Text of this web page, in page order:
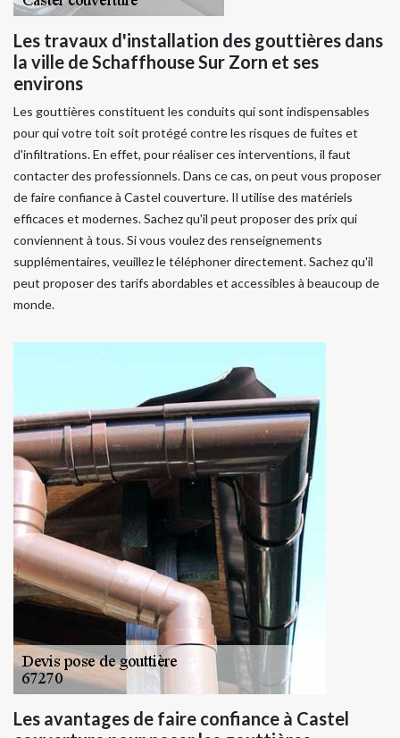
Les travaux d'installation des gouttières dans
la ville de Schaffhouse Sur Zorn et ses
environs
Les gouttières constituent les conduits qui sont indispensables
pour qui votre toit soit protégé contre les risques de fuites et
d'infiltrations. En effet, pour réaliser ces interventions, il faut
contacter des professionnels. Dans ce cas, on peut vous proposer
de faire confiance à Castel couverture. Il utilise des matériels
efficaces et modernes. Sachez qu'il peut proposer des prix qui
conviennent à tous. Si vous voulez des renseignements
supplémentaires, veuillez le téléphoner directement. Sachez qu'il
peut proposer des tarifs abordables et accessibles à beaucoup de
monde.
Les avantages de faire confiance à Castel